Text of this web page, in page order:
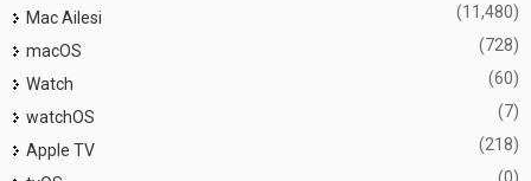
Mac Ailesi (11,480)
macOS (728)
Watch (60)
watchOS (7)
Apple TV (218)
(0)